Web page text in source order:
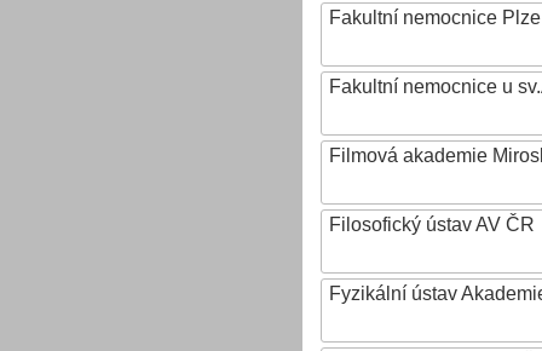
Fakultní nemocnice
Fakultní nemocnice u
Filmová akademie
Filosofický ústav AV ČR
Fyzikální ústav